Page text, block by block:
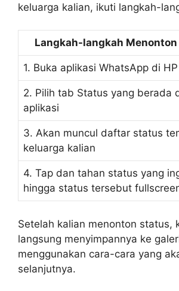
keluarga kalian, ikuti langkah-
Langkah-langkah
1. Buka aplikasi WhatsApp di
2. Pilih tab Status yang berada
aplikasi
3. Akan muncul daftar status
keluarga kalian
4. Tap dan tahan status yang
hingga status tersebut
Setelah kalian menonton status,
langsung menyimpannya ke
menggunakan cara-cara yang
selanjutnya.